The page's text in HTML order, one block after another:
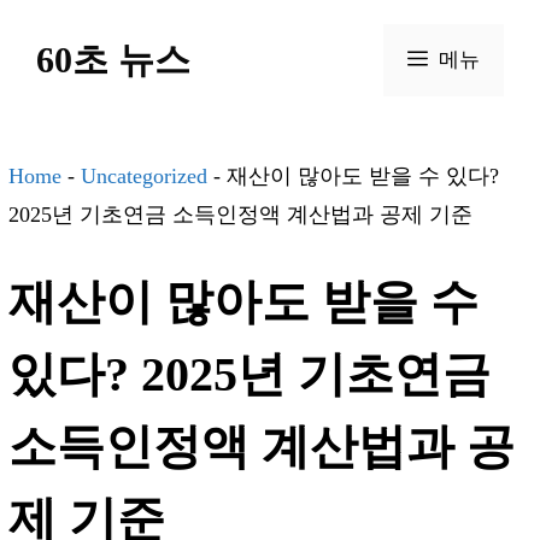
건
너
기
60초 뉴스 메뉴
Home - Uncategorized - 재산이 많아도 받을 수 있다?
2025년 기초연금 소득인정액 계산법과 공제 기준
재산이 많아도 받을 수
있다? 2025년 기초연금
소득인정액 계산법과 공
제 기준